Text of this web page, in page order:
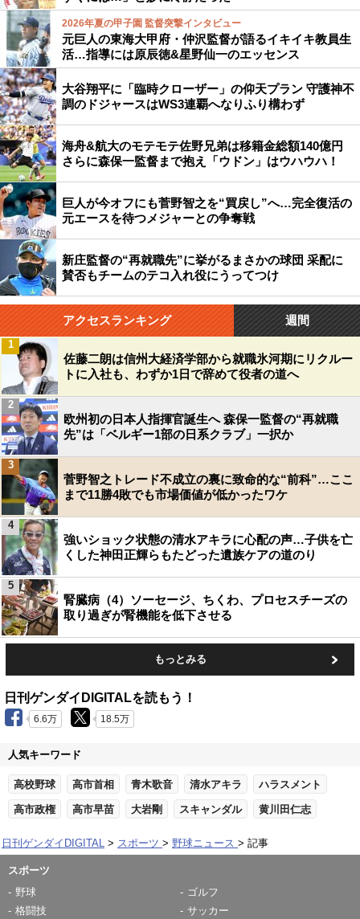
2026年夏の甲子園 監督突撃インタビュー
元巨人の東海大甲府・仲沢監督が語るイキイキ教員生
活…指導には原辰徳&星野仙一のエッセンス
大谷翔平に「臨時クローザー」の仰天プラン 守護神不
調のドジャースはWS3連覇へなりふり構わず
海舟&航大のモテモテ佐野兄弟は移籍金総額140億円
さらに森保一監督まで抱え「ウドン」はウハウハ！
巨人が今オフにも菅野智之を“買戻し”へ…完全復活の
元エースを待つメジャーとの争奪戦
新庄監督の“再就職先”に挙がるまさかの球団 采配に
賛否もチームのテコ入れ役にうってつけ
アクセスランキング 週間
佐藤二朗は信州大経済学部から就職氷河期にリクルー
トに入社も、わずか1日で辞めて役者の道へ
1
欧州初の日本人指揮官誕生へ 森保一監督の“再就職
先”は「ベルギー1部の日系クラブ」一択か
2
菅野智之トレード不成立の裏に致命的な“前科”…ここ
まで11勝4敗でも市場価値が低かったワケ
3
強いショック状態の清水アキラに心配の声…子供を亡
くした神田正輝らもたどった遺族ケアの道のり
4
腎臓病（4）ソーセージ、ちくわ、プロセスチーズの
取り過ぎが腎機能を低下させる
5
もっとみる
日刊ゲンダイDIGITALを読もう！
6.6万 18.5万
人気キーワード
高校野球 高市首相 青木歌音 清水アキラ ハラスメント
高市政権 高市早苗 大岩剛 スキャンダル 黄川田仁志
日刊ゲンダイDIGITAL スポーツ 野球ニュース 記事
スポーツ
野球
ゴルフ
格闘技
サッカー